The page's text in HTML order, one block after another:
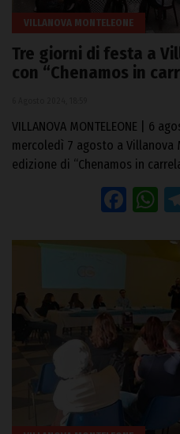
VILLANOVA MONTELEONE
Tre giorni di festa a
con “Chenamos in
VILLANOVA MONTELEONE | 6
mercoledì 7 agosto a Villanova
edizione di “Chenamos in